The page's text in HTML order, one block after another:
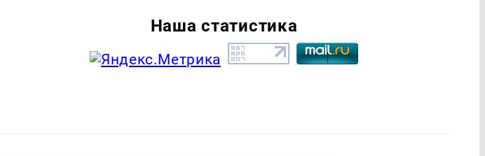
Наша статистика